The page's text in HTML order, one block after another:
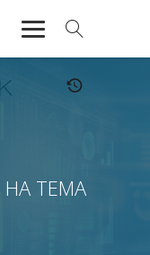
НА ТЕМА